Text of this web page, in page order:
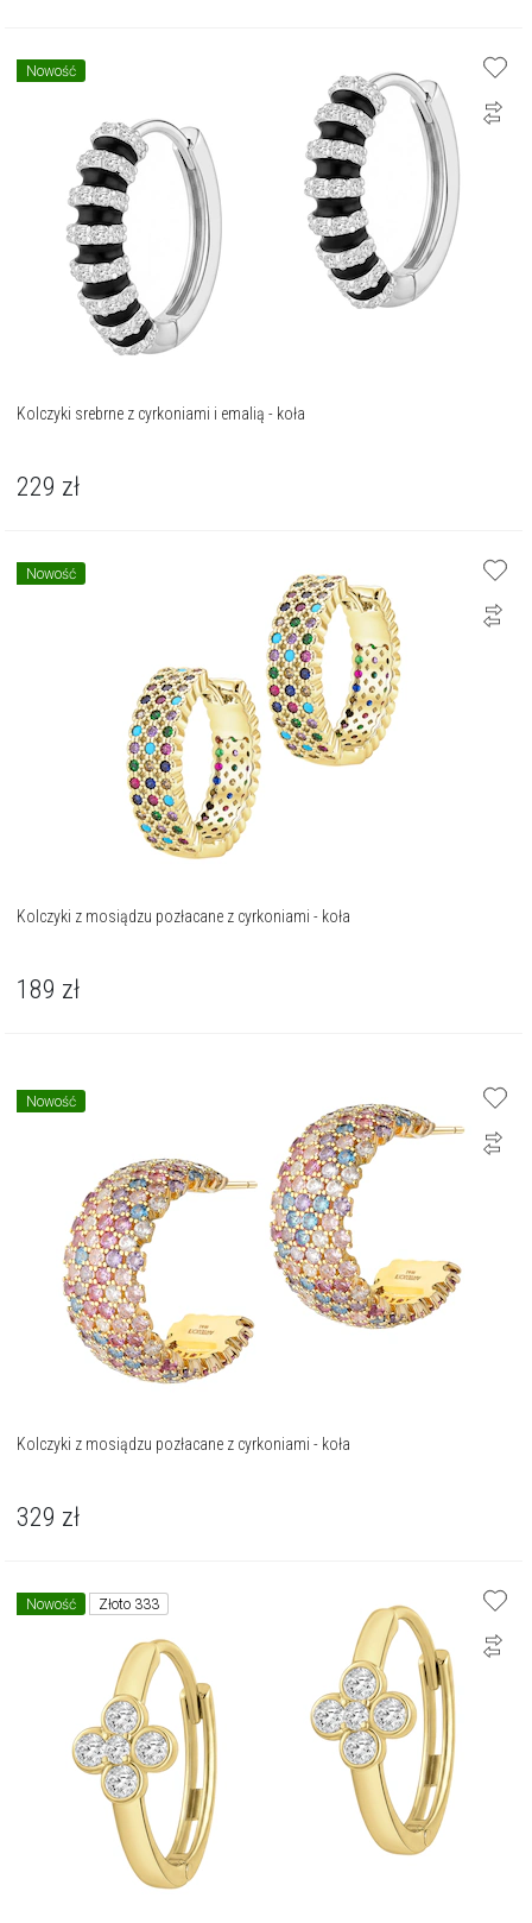
Nowość
Kolczyki srebrne z cyrkoniami i emalią - koła
229 zł
Nowość
Kolczyki z mosiądzu pozłacane z cyrkoniami - koła
189 zł
Nowość
Kolczyki z mosiądzu pozłacane z cyrkoniami - koła
329 zł
Nowość Złoto 333